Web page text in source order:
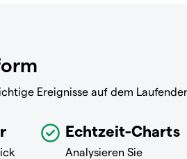
Ereignisse auf dem
Echtzeit-Charts
Analysieren Sie